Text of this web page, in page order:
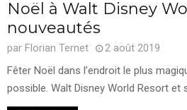
Noël à Walt Disney
nouveautés
par Florian Ternet
2 août 2019
Fêter Noël dans l’endroit le plus
possible. Walt Disney World Resort et